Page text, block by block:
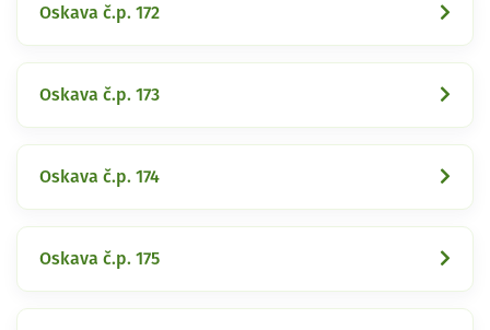
Oskava č.p. 172
Oskava č.p. 173
Oskava č.p. 174
Oskava č.p. 175